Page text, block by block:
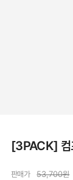
[3PACK] 컴
판매가 53,700원